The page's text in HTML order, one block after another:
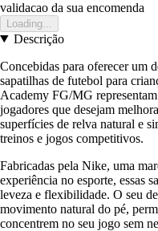
validacao da sua encomenda
Loading...
Descrição
Concebidas para oferecer um
sapatilhas de futebol para
Academy FG/MG
jogadores que desejam
superfícies de relva natural e
treinos e jogos competitivos.
Fabricadas pela Nike, uma
experiência no esporte, essas
leveza e flexibilidade. O seu
movimento natural do pé,
concentrem no seu jogo sem